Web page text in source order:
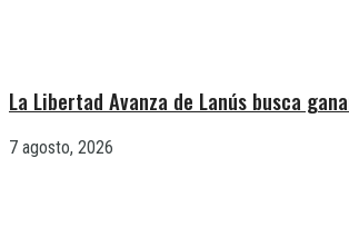
La Libertad Avanza de Lanús busca
7 agosto, 2026